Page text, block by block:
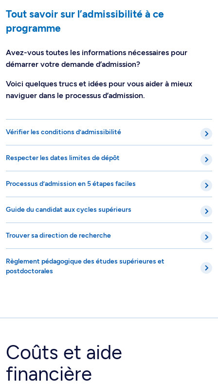
Tout savoir sur l’admissibilité à ce
programme
Avez-vous toutes les informations nécessaires pour
démarrer votre demande d’admission?
Voici quelques trucs et idées pour vous aider à mieux
naviguer dans le processus d’admission.
Vérifier les conditions d’admissibilité
Respecter les dates limites de dépôt
Processus d’admission en 5 étapes faciles
Guide du candidat aux cycles supérieurs
Trouver sa direction de recherche
Règlement pédagogique des études supérieures et
postdoctorales
Coûts et aide
financière